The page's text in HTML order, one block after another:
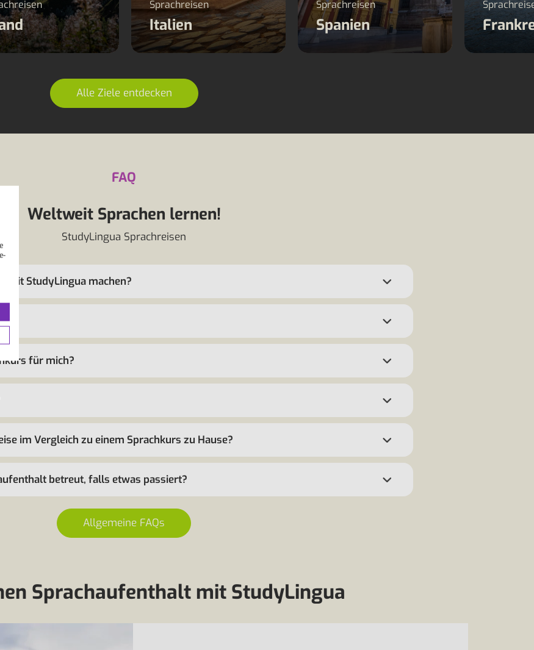
Sprachreisen
Italien
Sprachreisen
Spanien
Alle Ziele entdecken
FAQ
Weltweit Sprachen lernen!
StudyLingua Sprachreisen
mit StudyLingua machen?
für mich?
im Vergleich zu einem Sprachkurs zu Hause?
betreut, falls etwas passiert?
Allgemeine FAQs
Sprachaufenthalt mit StudyLingua